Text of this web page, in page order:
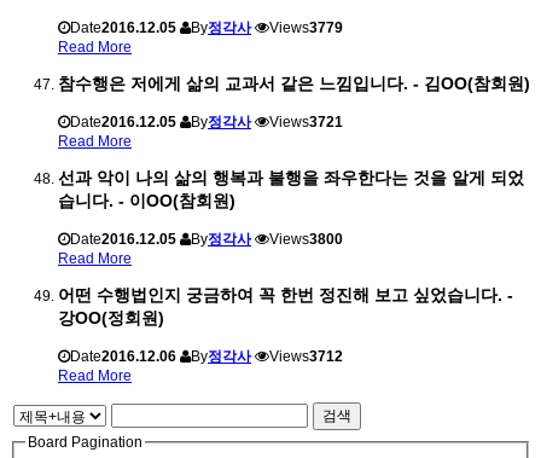
Date2016.12.05 By정각사 Views3779
Read More
참수행은 저에게 삶의 교과서 같은 느낌입니다. - 김OO(참회원)
Date2016.12.05 By정각사 Views3721
Read More
선과 악이 나의 삶의 행복과 불행을 좌우한다는 것을 알게 되었
습니다. - 이OO(참회원)
Date2016.12.05 By정각사 Views3800
Read More
어떤 수행법인지 궁금하여 꼭 한번 정진해 보고 싶었습니다. -
강OO(정회원)
Date2016.12.06 By정각사 Views3712
Read More
검색
Board Pagination